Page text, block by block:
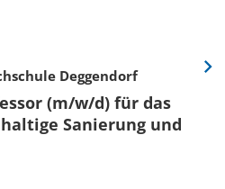
Deggendorf
(m/w/d) für das
Sanierung und
Eine